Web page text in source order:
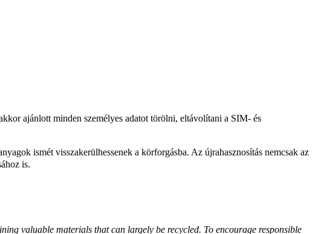
ajánlott minden személyes adatot törölni, eltávolítani a SIM- és
ismét visszakerülhessenek a körforgásba. Az újrahasznosítás nemcsak az
is.
valuable materials that can largely be recycled. To encourage responsible